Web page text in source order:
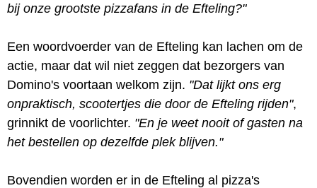
bij onze grootste pizzafans in de Efteling?"
Een woordvoerder van de Efteling kan lachen om de
actie, maar dat wil niet zeggen dat bezorgers van
Domino's voortaan welkom zijn. "Dat lijkt ons erg
onpraktisch, scootertjes die door de Efteling rijden",
grinnikt de voorlichter. "En je weet nooit of gasten na
het bestellen op dezelfde plek blijven."
Bovendien worden er in de Efteling al pizza's